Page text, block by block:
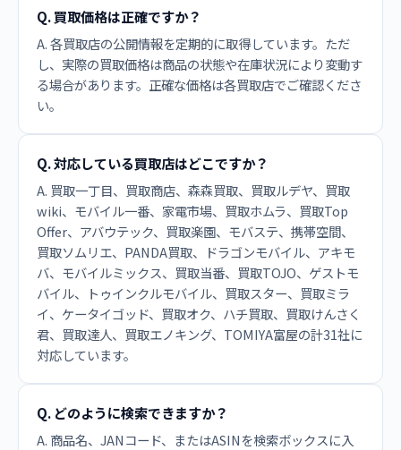
Q. 買取価格は正確ですか？
A. 各買取店の公開情報を定期的に取得しています。ただ
し、実際の買取価格は商品の状態や在庫状況により変動す
る場合があります。正確な価格は各買取店でご確認くださ
い。
Q. 対応している買取店はどこですか？
A. 買取一丁目、買取商店、森森買取、買取ルデヤ、買取
wiki、モバイル一番、家電市場、買取ホムラ、買取Top
Offer、アバウテック、買取楽園、モバステ、携帯空間、
買取ソムリエ、PANDA買取、ドラゴンモバイル、アキモ
バ、モバイルミックス、買取当番、買取TOJO、ゲストモ
バイル、トゥインクルモバイル、買取スター、買取ミラ
イ、ケータイゴッド、買取オク、ハチ買取、買取けんさく
君、買取達人、買取エノキング、TOMIYA富屋の計31社に
対応しています。
Q. どのように検索できますか？
A. 商品名、JANコード、またはASINを検索ボックスに入